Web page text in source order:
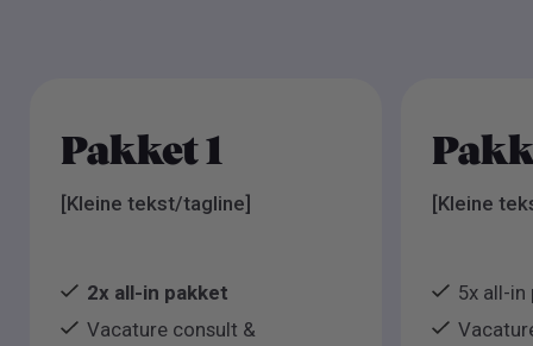
Pakket 1
[Kleine tekst/tagline]
2x all-in pakket
Vacature consult &
[Kleine
5x all-in